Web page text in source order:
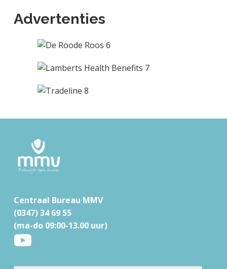
Advertenties
Centraal Bureau MMV
(0347) 34 69 55
(ma-do 09:00-13.00 uur)